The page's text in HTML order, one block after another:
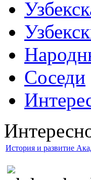
Соседи
История и развитие